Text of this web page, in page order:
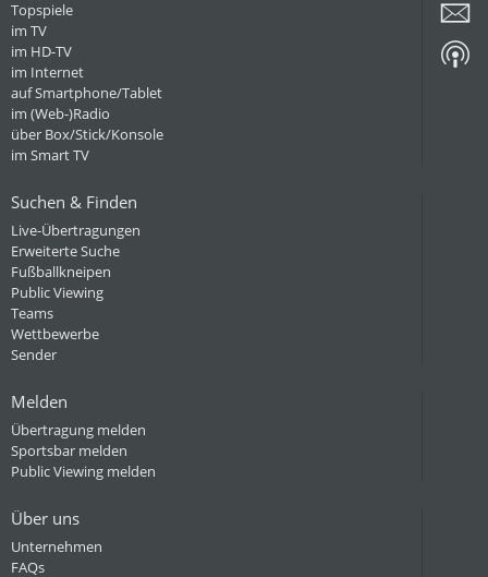
Topspiele
im TV
im HD-TV
im Internet
auf Smartphone/Tablet
im (Web-)Radio
über Box/Stick/Konsole
im Smart TV
Suchen & Finden
Live-Übertragungen
Erweiterte Suche
Fußballkneipen
Public Viewing
Teams
Wettbewerbe
Sender
Melden
Übertragung melden
Sportsbar melden
Public Viewing melden
Über uns
Unternehmen
FAQs